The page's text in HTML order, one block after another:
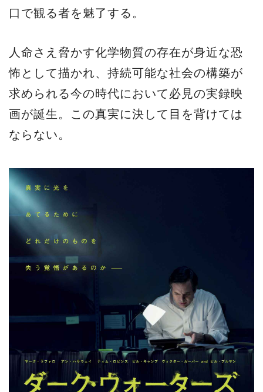
口で観る者を魅了する。
人命さえ脅かす化学物質の存在が身近な恐
怖として描かれ、持続可能な社会の構築が
求められる今の時代において必見の実録映
画が誕生。この真実に決して目を背けては
ならない。